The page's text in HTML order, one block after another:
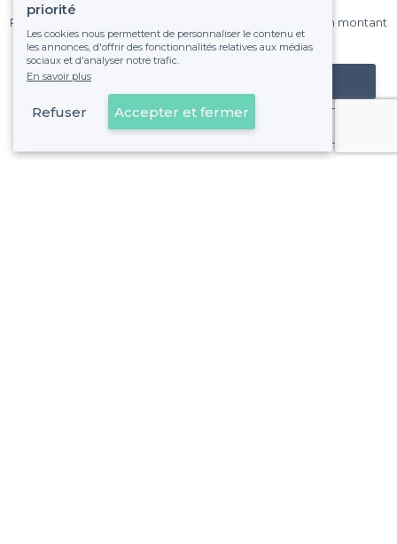
Pas de commissions et sans engagement, vous payez un montant
fixe sans risque de voir déraper la facture.
Référencer mon établissement
Déjà client
priorité
Les cookies nous permettent de personnaliser le contenu et
les annonces, d'offrir des fonctionnalités relatives aux médias
sociaux et d'analyser notre trafic.
En savoir plus
Refuser Accepter et fermer